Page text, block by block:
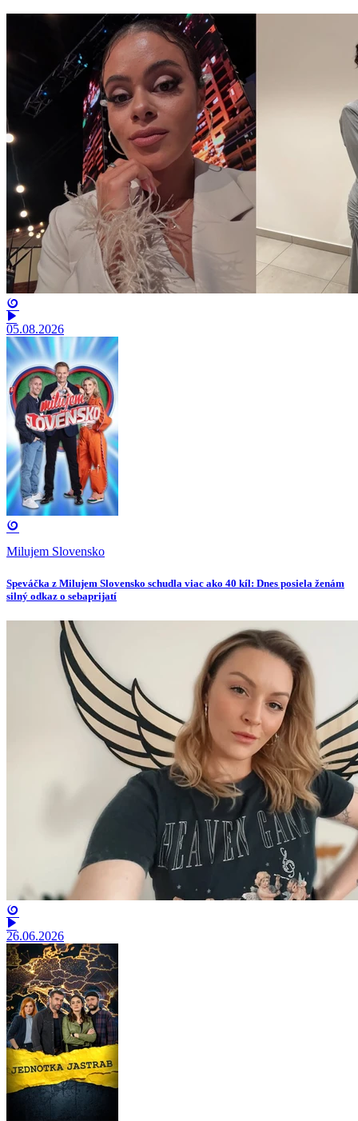
05.08.2026
Milujem Slovensko
Speváčka z Milujem Slovensko schudla viac ako 40 kíl: Dnes posiela ženám
silný odkaz o sebaprijatí
26.06.2026